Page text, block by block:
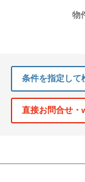
物
条件を指定して
直接お問合せ・